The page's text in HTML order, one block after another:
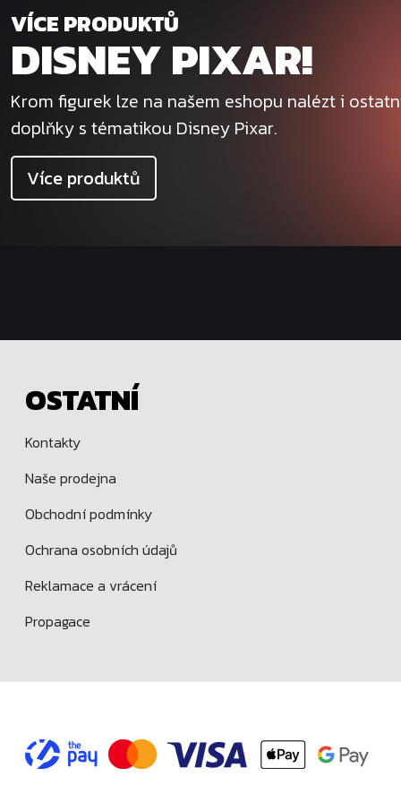
VÍCE PRODUKTŮ
DISNEY PIXAR!
Krom figurek lze na našem eshopu nalézt i
doplňky s tématikou Disney Pixar.
Více produktů
OSTATNÍ
Kontakty
Naše prodejna
Obchodní podmínky
Ochrana osobních údajů
Reklamace a vrácení
Propagace